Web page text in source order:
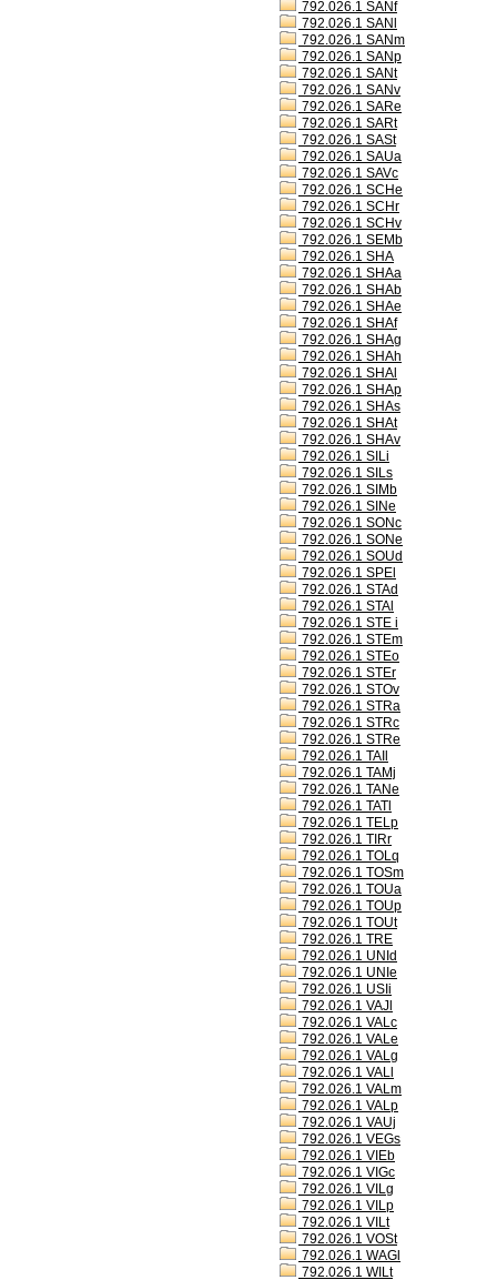
792.026.1 SANf
792.026.1 SANl
792.026.1 SANm
792.026.1 SANp
792.026.1 SANt
792.026.1 SANv
792.026.1 SARe
792.026.1 SARt
792.026.1 SASt
792.026.1 SAUa
792.026.1 SAVc
792.026.1 SCHe
792.026.1 SCHr
792.026.1 SCHv
792.026.1 SEMb
792.026.1 SHA
792.026.1 SHAa
792.026.1 SHAb
792.026.1 SHAe
792.026.1 SHAf
792.026.1 SHAg
792.026.1 SHAh
792.026.1 SHAl
792.026.1 SHAp
792.026.1 SHAs
792.026.1 SHAt
792.026.1 SHAv
792.026.1 SILi
792.026.1 SILs
792.026.1 SIMb
792.026.1 SINe
792.026.1 SONc
792.026.1 SONe
792.026.1 SOUd
792.026.1 SPEl
792.026.1 STAd
792.026.1 STAl
792.026.1 STE i
792.026.1 STEm
792.026.1 STEo
792.026.1 STEr
792.026.1 STOv
792.026.1 STRa
792.026.1 STRc
792.026.1 STRe
792.026.1 TAIl
792.026.1 TAMj
792.026.1 TANe
792.026.1 TATl
792.026.1 TELp
792.026.1 TIRr
792.026.1 TOLq
792.026.1 TOSm
792.026.1 TOUa
792.026.1 TOUp
792.026.1 TOUt
792.026.1 TRE
792.026.1 UNId
792.026.1 UNIe
792.026.1 USIi
792.026.1 VAJl
792.026.1 VALc
792.026.1 VALe
792.026.1 VALg
792.026.1 VALl
792.026.1 VALm
792.026.1 VALp
792.026.1 VAUj
792.026.1 VEGs
792.026.1 VIEb
792.026.1 VIGc
792.026.1 VILg
792.026.1 VILp
792.026.1 VILt
792.026.1 VOSt
792.026.1 WAGl
792.026.1 WILt